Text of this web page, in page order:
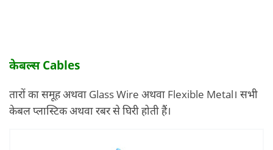
केबल्स Cables
तारों का समूह अथवा Glass Wire अथवा Flexible Metal। सभी
केबल प्लास्टिक अथवा रबर से घिरी होती हैं।